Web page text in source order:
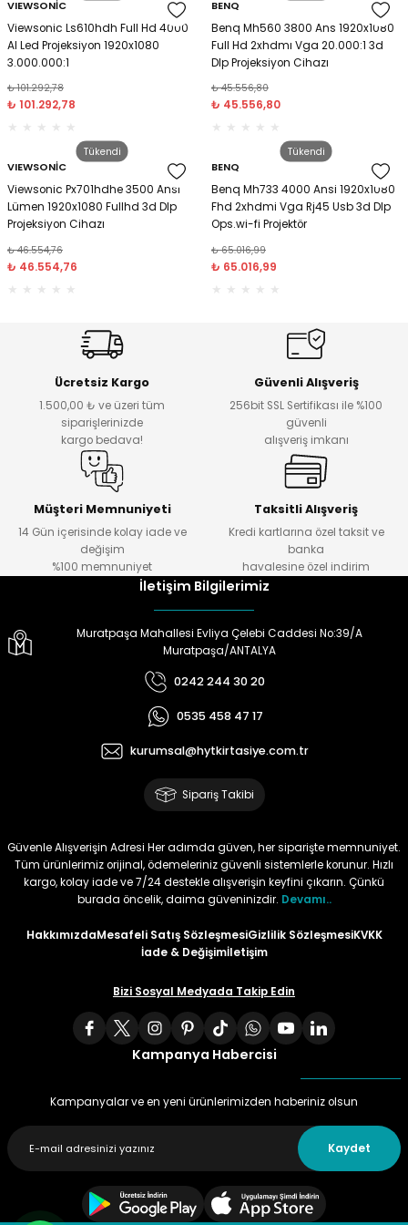
VIEWSONİC
Viewsonic Ls610hdh Full Hd 4000
Al Led Projeksiyon 1920x1080
3.000.000:1
₺ 101.292,78
₺ 101.292,78
BENQ
Benq Mh560 3800 Ans 1920x1080
Full Hd 2xhdmı Vga 20.000:1 3d
Dlp Projeksiyon Cihazı
₺ 45.556,80
₺ 45.556,80
Tükendi
VIEWSONİC
Viewsonic Px701hdhe 3500 Ansı
Lümen 1920x1080 Fullhd 3d Dlp
Projeksiyon Cihazı
₺ 46.554,76
₺ 46.554,76
Tükendi
BENQ
Benq Mh733 4000 Ansi 1920x1080
Fhd 2xhdmi Vga Rj45 Usb 3d Dlp
Ops.wi-fi Projektör
₺ 65.016,99
₺ 65.016,99
Ücretsiz Kargo
1.500,00 ₺ ve üzeri tüm
siparişlerinizde
kargo bedava!
Güvenli Alışveriş
256bit SSL Sertifikası ile %100
güvenli
alışveriş imkanı
Müşteri Memnuniyeti
14 Gün içerisinde kolay iade ve
değişim
%100 memnuniyet
Taksitli Alışveriş
Kredi kartlarına özel taksit ve
banka
havalesine özel indirim
İletişim Bilgilerimiz
Muratpaşa Mahallesi Evliya Çelebi Caddesi No:39/A
Muratpaşa/ANTALYA
0242 244 30 20
0535 458 47 17
kurumsal@hytkirtasiye.com.tr
Sipariş Takibi
Güvenle Alışverişin Adresi Her adımda güven, her siparişte memnuniyet.
Tüm ürünlerimiz orijinal, ödemeleriniz güvenli sistemlerle korunur. Hızlı
kargo, kolay iade ve 7/24 destekle alışverişin keyfini çıkarın. Çünkü
burada öncelik, daima güveninizdir. Devamı..
HakkımızdaMesafeli Satış SözleşmesiGizlilik SözleşmesiKVKK
İade & Değişimİletişim
Bizi Sosyal Medyada Takip Edin
Kampanya Habercisi
Kampanyalar ve en yeni ürünlerimizden haberiniz olsun
Kaydet
Tebeşir & Tebeşir Kelemleri
Tekstil Kalemleri
Tükenmez Kalemler
Versatil Kalemler